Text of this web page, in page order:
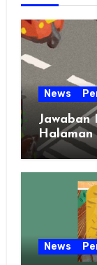
News
Jawaban
Halaman
News